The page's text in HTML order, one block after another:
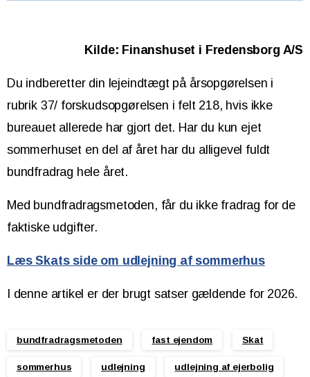
Kilde: Finanshuset i Fredensborg A/S
Du indberetter din lejeindtægt på årsopgørelsen i
rubrik 37/ forskudsopgørelsen i felt 218, hvis ikke
bureauet allerede har gjort det. Har du kun ejet
sommerhuset en del af året har du alligevel fuldt
bundfradrag hele året.
Med bundfradragsmetoden, får du ikke fradrag for de
faktiske udgifter.
Læs Skats side om udlejning af sommerhus
I denne artikel er der brugt satser gældende for 2026.
bundfradragsmetoden fast ejendom Skat
sommerhus udlejning udlejning af ejerbolig